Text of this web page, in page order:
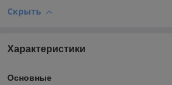
Скрыть
Характеристики
Основные